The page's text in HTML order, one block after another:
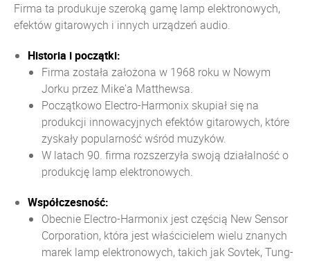
Firma ta produkuje szeroką gamę lamp elektronowych,
efektów gitarowych i innych urządzeń audio.
Historia i początki:
Firma została założona w 1968 roku w Nowym
Jorku przez Mike'a Matthewsa.
Początkowo Electro-Harmonix skupiał się na
produkcji innowacyjnych efektów gitarowych, które
zyskały popularność wśród muzyków.
W latach 90. firma rozszerzyła swoją działalność o
produkcję lamp elektronowych.
Współczesność:
Obecnie Electro-Harmonix jest częścią New Sensor
Corporation, która jest właścicielem wielu znanych
marek lamp elektronowych, takich jak Sovtek, Tung-